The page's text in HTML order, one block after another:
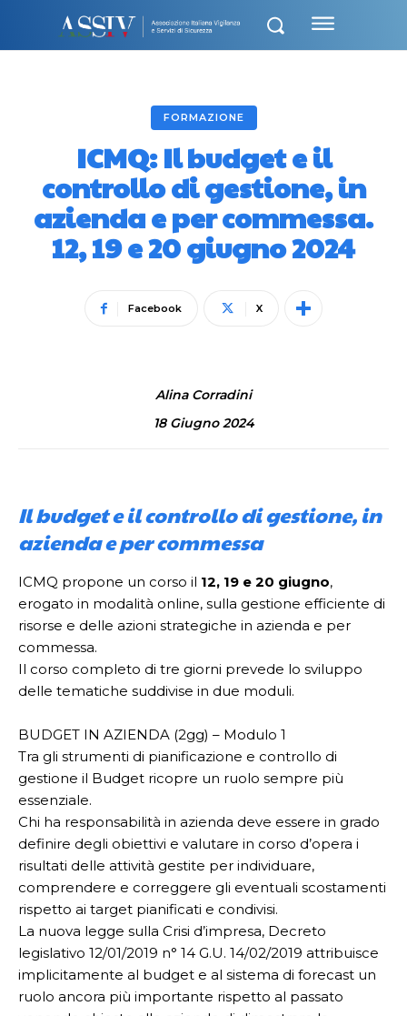
FORMAZIONE
ICMQ: Il budget e il
controllo di gestione, in
azienda e per commessa.
12, 19 e 20 giugno 2024
Facebook X
Alina Corradini
18 Giugno 2024
Il budget e il controllo di gestione, in
azienda e per commessa
ICMQ propone un corso il 12, 19 e 20 giugno,
erogato in modalità online, sulla gestione efficiente di
risorse e delle azioni strategiche in azienda e per
commessa.
Il corso completo di tre giorni prevede lo sviluppo
delle tematiche suddivise in due moduli.
BUDGET IN AZIENDA (2gg) – Modulo 1
Tra gli strumenti di pianificazione e controllo di
gestione il Budget ricopre un ruolo sempre più
essenziale.
Chi ha responsabilità in azienda deve essere in grado
definire degli obiettivi e valutare in corso d’opera i
risultati delle attività gestite per individuare,
comprendere e correggere gli eventuali scostamenti
rispetto ai target pianificati e condivisi.
La nuova legge sulla Crisi d’impresa, Decreto
legislativo 12/01/2019 n° 14 G.U. 14/02/2019 attribuisce
implicitamente al budget e al sistema di forecast un
ruolo ancora più importante rispetto al passato